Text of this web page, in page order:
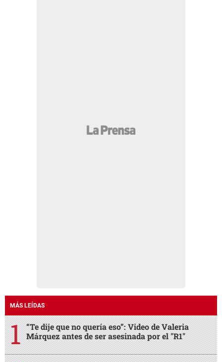
MÁS LEÍDAS
“Te dije que no quería eso”: Video de Valeria
Márquez antes de ser asesinada por el "R1"